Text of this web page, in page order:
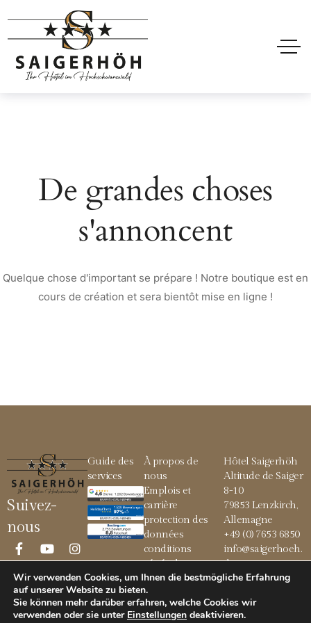
De grandes choses
s'annoncent
Quelque chose d'important se prépare ! Notre boutique est en
cours de création et sera bientôt mise en ligne !
Suivez-
nous
Guide des
services
À propos de
nous
Emplois et
carrière
protection des
données
conditions
générales
Mentions légales
Hôtel Saigerhöh
Altitude de Saiger
8-10
79853 Lenzkirch,
Allemagne
+49 (0) 7653 6850
info@saigerhoeh.
de
Wir verwenden Cookies, um Ihnen die bestmögliche Erfahrung
auf unserer Website zu bieten.
Sie können mehr darüber erfahren, welche Cookies wir
verwenden oder sie unter Einstellungen deaktivieren.